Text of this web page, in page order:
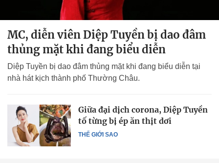
MC, diễn viên Diệp Tuyền bị dao đâm
thủng mặt khi đang biểu diễn
Diệp Tuyền bị dao đâm thủng mặt khi đang biểu diễn tại
nhà hát kịch thành phố Thường Châu.
THẾ GIỚI SAO
Giữa đại dịch corona, Diệp Tuyền
tố từng bị ép ăn thịt dơi